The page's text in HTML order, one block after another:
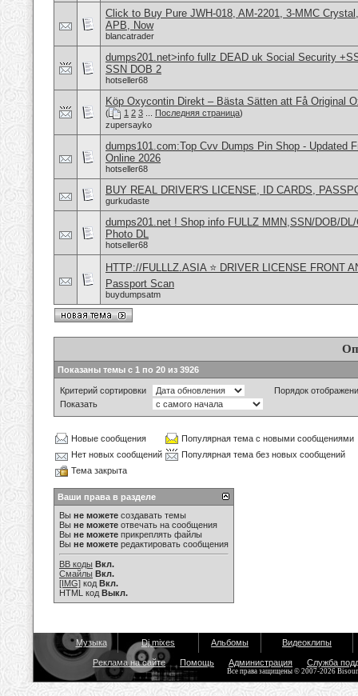
Click to Buy Pure JWH-018, AM-2201, 3-MMC
APB, Now
blancatrader
dumps201.net>info fullz DEAD uk Social Security
SSN DOB 2
hotseller68
Köp Oxycontin Direkt – Bästa Sätten att Få Original
( 1 2 3 Последняя страница)
zupersayko
dumps101.com:Top Cvv Dumps Pin Shop - Updated
Online 2026
hotseller68
BUY REAL DRIVER'S LICENSE, ID CARDS,
gurkudaste
dumps201.net ! Shop info FULLZ MMN,SSN/DOB/
Photo DL
hotseller68
HTTP://FULLLZ.ASIA ⭐️ DRIVER LICENSE FRONT
Passport Scan
buydumpsatm
Показаны темы с 1 по 20 из 3926
Критерий сортировки
Порядок
Показать
Новые сообщения
Популярная тема с новыми сообщениями
Нет новых сообщений
Популярная тема без новых сообщений
Тема закрыта
Ваши права в разделе
Вы не можете создавать темы
Вы не можете отвечать на сообщения
Вы не можете прикреплять файлы
Вы не можете редактировать сообщения
BB коды Вкл.
Смайлы Вкл.
[IMG] код Вкл.
HTML код Выкл.
Музыка Dj mixes Альбомы Видеоклипы
Реклама на сайте Помощь Администрация Служба
Все права защищены © 2007-2026